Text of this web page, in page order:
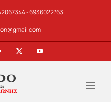
- 6936022763 |
Flickr YouTube